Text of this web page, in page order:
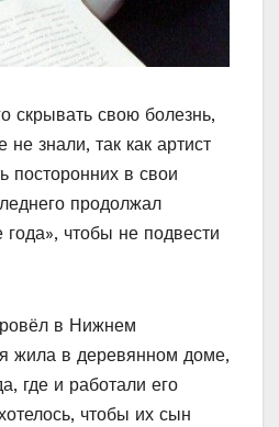
скрывать свою болезнь,
знали, так как артист
посторонних в свои
продолжал
чтобы не подвести
в Нижнем
жила в деревянном доме,
где и работали его
чтобы их сын